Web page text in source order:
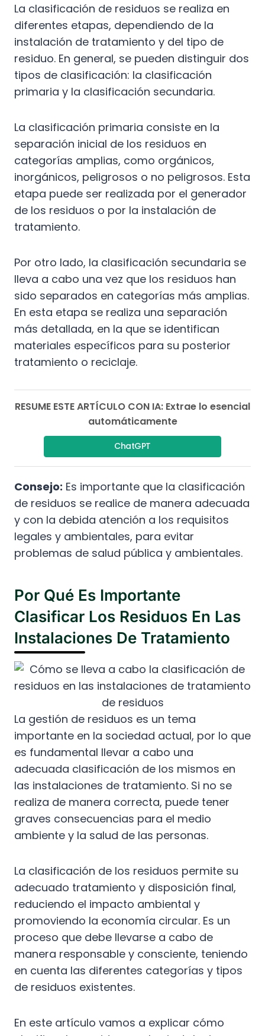
La clasificación de residuos se realiza en
diferentes etapas, dependiendo de la
instalación de tratamiento y del tipo de
residuo. En general, se pueden distinguir dos
tipos de clasificación: la clasificación
primaria y la clasificación secundaria.
La clasificación primaria consiste en la
separación inicial de los residuos en
categorías amplias, como orgánicos,
inorgánicos, peligrosos o no peligrosos. Esta
etapa puede ser realizada por el generador
de los residuos o por la instalación de
tratamiento.
Por otro lado, la clasificación secundaria se
lleva a cabo una vez que los residuos han
sido separados en categorías más amplias.
En esta etapa se realiza una separación
más detallada, en la que se identifican
materiales específicos para su posterior
tratamiento o reciclaje.
RESUME ESTE ARTÍCULO CON IA: Extrae lo esencial
automáticamente
ChatGPT
Consejo: Es importante que la clasificación
de residuos se realice de manera adecuada
y con la debida atención a los requisitos
legales y ambientales, para evitar
problemas de salud pública y ambientales.
Por Qué Es Importante
Clasificar Los Residuos En Las
Instalaciones De Tratamiento
La gestión de residuos es un tema
importante en la sociedad actual, por lo que
es fundamental llevar a cabo una
adecuada clasificación de los mismos en
las instalaciones de tratamiento. Si no se
realiza de manera correcta, puede tener
graves consecuencias para el medio
ambiente y la salud de las personas.
La clasificación de los residuos permite su
adecuado tratamiento y disposición final,
reduciendo el impacto ambiental y
promoviendo la economía circular. Es un
proceso que debe llevarse a cabo de
manera responsable y consciente, teniendo
en cuenta las diferentes categorías y tipos
de residuos existentes.
En este artículo vamos a explicar cómo